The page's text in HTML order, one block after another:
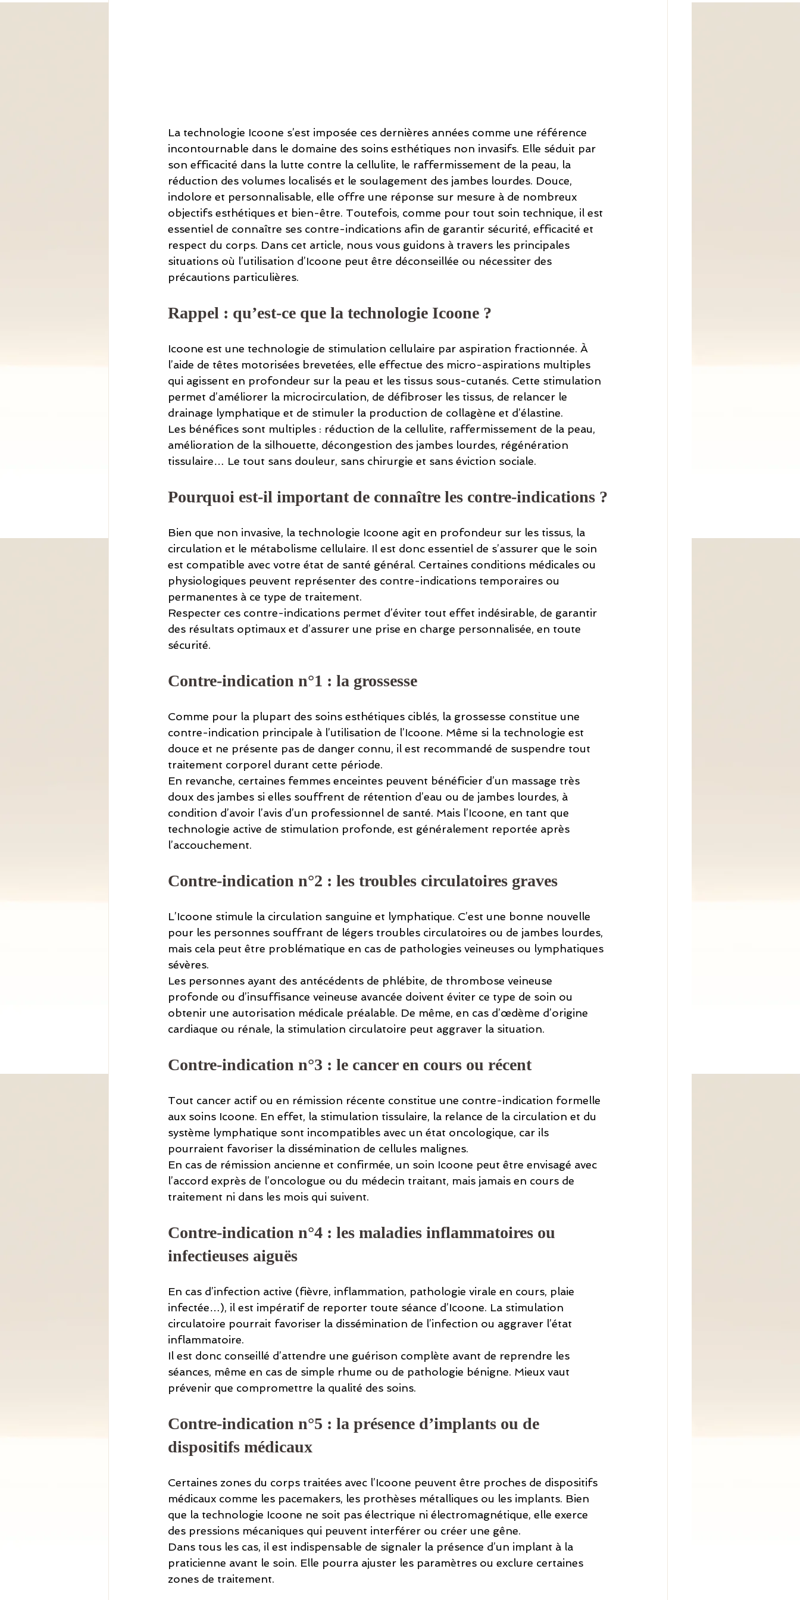
La technologie Icoone s’est imposée ces dernières années comme une référence
incontournable dans le domaine des soins esthétiques non invasifs. Elle séduit par
son efficacité dans la lutte contre la cellulite, le raffermissement de la peau, la
réduction des volumes localisés et le soulagement des jambes lourdes. Douce,
indolore et personnalisable, elle offre une réponse sur mesure à de nombreux
objectifs esthétiques et bien-être. Toutefois, comme pour tout soin technique, il est
essentiel de connaître ses contre-indications afin de garantir sécurité, efficacité et
respect du corps. Dans cet article, nous vous guidons à travers les principales
situations où l’utilisation d’Icoone peut être déconseillée ou nécessiter des
précautions particulières.
Rappel : qu’est-ce que la technologie Icoone ?
Icoone est une technologie de stimulation cellulaire par aspiration fractionnée. À
l’aide de têtes motorisées brevetées, elle effectue des micro-aspirations multiples
qui agissent en profondeur sur la peau et les tissus sous-cutanés. Cette stimulation
permet d’améliorer la microcirculation, de défibroser les tissus, de relancer le
drainage lymphatique et de stimuler la production de collagène et d’élastine.
Les bénéfices sont multiples : réduction de la cellulite, raffermissement de la peau,
amélioration de la silhouette, décongestion des jambes lourdes, régénération
tissulaire… Le tout sans douleur, sans chirurgie et sans éviction sociale.
Pourquoi est-il important de connaître les contre-indications ?
Bien que non invasive, la technologie Icoone agit en profondeur sur les tissus, la
circulation et le métabolisme cellulaire. Il est donc essentiel de s’assurer que le soin
est compatible avec votre état de santé général. Certaines conditions médicales ou
physiologiques peuvent représenter des contre-indications temporaires ou
permanentes à ce type de traitement.
Respecter ces contre-indications permet d’éviter tout effet indésirable, de garantir
des résultats optimaux et d’assurer une prise en charge personnalisée, en toute
sécurité.
Contre-indication n°1 : la grossesse
Comme pour la plupart des soins esthétiques ciblés, la grossesse constitue une
contre-indication principale à l’utilisation de l’Icoone. Même si la technologie est
douce et ne présente pas de danger connu, il est recommandé de suspendre tout
traitement corporel durant cette période.
En revanche, certaines femmes enceintes peuvent bénéficier d’un massage très
doux des jambes si elles souffrent de rétention d’eau ou de jambes lourdes, à
condition d’avoir l’avis d’un professionnel de santé. Mais l’Icoone, en tant que
technologie active de stimulation profonde, est généralement reportée après
l’accouchement.
Contre-indication n°2 : les troubles circulatoires graves
L’Icoone stimule la circulation sanguine et lymphatique. C’est une bonne nouvelle
pour les personnes souffrant de légers troubles circulatoires ou de jambes lourdes,
mais cela peut être problématique en cas de pathologies veineuses ou lymphatiques
sévères.
Les personnes ayant des antécédents de phlébite, de thrombose veineuse
profonde ou d’insuffisance veineuse avancée doivent éviter ce type de soin ou
obtenir une autorisation médicale préalable. De même, en cas d’œdème d’origine
cardiaque ou rénale, la stimulation circulatoire peut aggraver la situation.
Contre-indication n°3 : le cancer en cours ou récent
Tout cancer actif ou en rémission récente constitue une contre-indication formelle
aux soins Icoone. En effet, la stimulation tissulaire, la relance de la circulation et du
système lymphatique sont incompatibles avec un état oncologique, car ils
pourraient favoriser la dissémination de cellules malignes.
En cas de rémission ancienne et confirmée, un soin Icoone peut être envisagé avec
l’accord exprès de l’oncologue ou du médecin traitant, mais jamais en cours de
traitement ni dans les mois qui suivent.
Contre-indication n°4 : les maladies inflammatoires ou
infectieuses aiguës
En cas d’infection active (fièvre, inflammation, pathologie virale en cours, plaie
infectée…), il est impératif de reporter toute séance d’Icoone. La stimulation
circulatoire pourrait favoriser la dissémination de l’infection ou aggraver l’état
inflammatoire.
Il est donc conseillé d’attendre une guérison complète avant de reprendre les
séances, même en cas de simple rhume ou de pathologie bénigne. Mieux vaut
prévenir que compromettre la qualité des soins.
Contre-indication n°5 : la présence d’implants ou de
dispositifs médicaux
Certaines zones du corps traitées avec l’Icoone peuvent être proches de dispositifs
médicaux comme les pacemakers, les prothèses métalliques ou les implants. Bien
que la technologie Icoone ne soit pas électrique ni électromagnétique, elle exerce
des pressions mécaniques qui peuvent interférer ou créer une gêne.
Dans tous les cas, il est indispensable de signaler la présence d’un implant à la
praticienne avant le soin. Elle pourra ajuster les paramètres ou exclure certaines
zones de traitement.